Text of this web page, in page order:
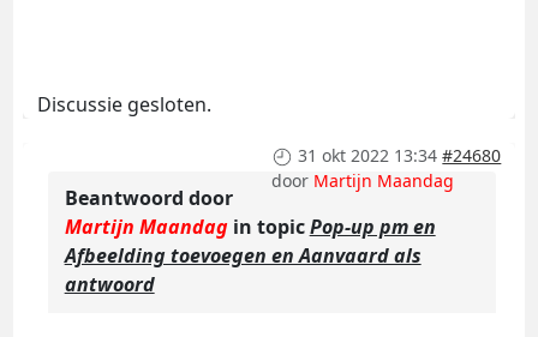
Discussie gesloten.
31 okt 2022 13:34 #24680
door Martijn Maandag
Beantwoord door
Martijn Maandagin topicPop-up pm en
Afbeelding toevoegen en Aanvaard als
antwoord